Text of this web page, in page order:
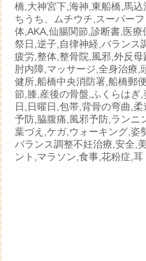
橋,大神宮下,海神,東船橋,馬
ちうち、ムチウチ,スーパー
体,AKA,仙腸関節,診断書,医
祭日,逆子,自律神経,バランス
疲労,整体,整骨院,風邪,外反母
肘内障,マッサージ,全身治療,
健所,船橋中央消防署,船橋郵
節,膝,産後の骨盤,ふくらはぎ
日,日曜日,包帯,背骨の弯曲,
予防,脇腹痛,風邪予防,ランニ
葉づえ,ケガ,ウォーキング,姿
バランス調整不妊治療,安全,
ント,マラソン,食事,花粉症,耳